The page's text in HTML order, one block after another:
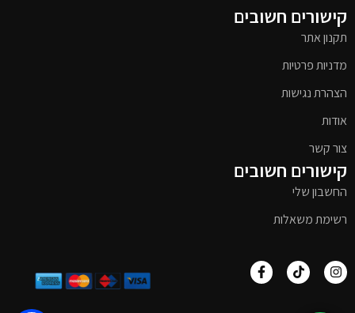
קישורים חשובים
תקנון אתר
מדניות פרטיות
הצהרת נגישות
אודות
צור קשר
קישורים חשובים
החשבון שלי
רשימת משאלות